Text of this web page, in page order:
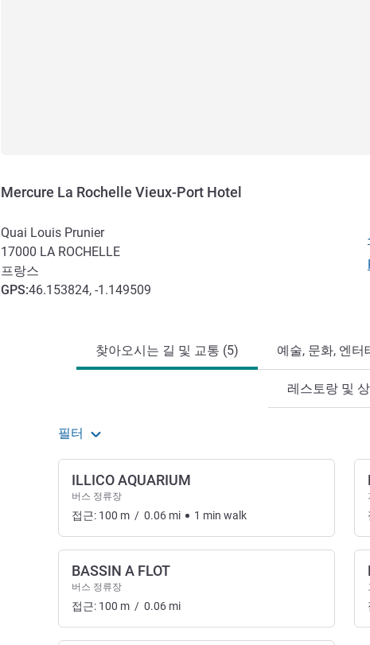
Mercure La Rochelle Vieux-Port Hotel
Quai Louis Prunier
17000 LA ROCHELLE
프랑스
GPS:46.153824, -1.149509
전화
찾아오시는 길 및 교통 (5) 예술, 문화, 엔터
레스토랑 및
필터
ILLICO AQUARIUM
버스 정류장
접근: 100 m / 0.06 mi 1 min walk
BASSIN A FLOT
버스 정류장
접근: 100 m / 0.06 mi